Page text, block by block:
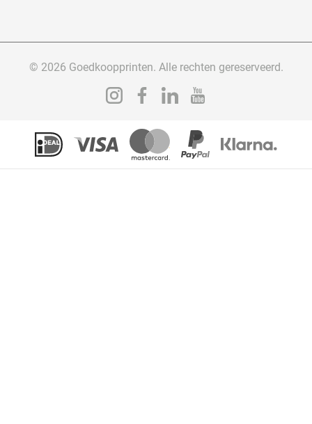
© 2026 Goedkoopprinten. Alle rechten gereserveerd.